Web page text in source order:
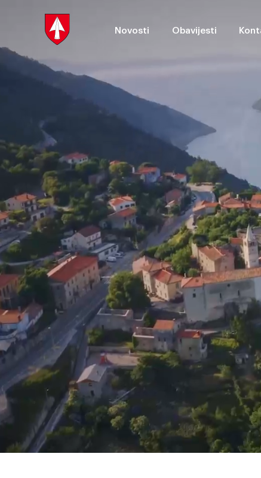
Novosti Obavijesti
Općinska načelnica Službeno glasilo